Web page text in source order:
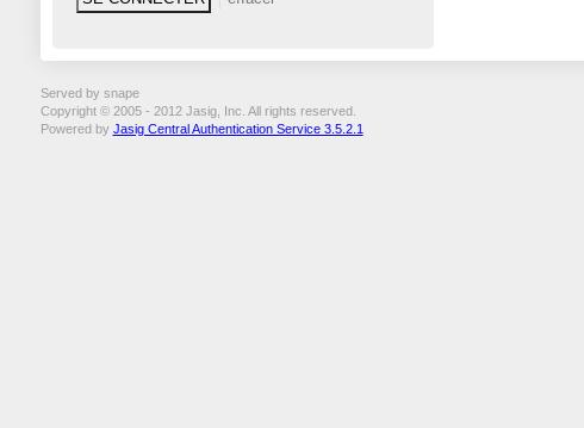
Served by snape
Copyright © 2005 - 2012 Jasig, Inc. All rights reserved.
Powered by Jasig Central Authentication Service 3.5.2.1